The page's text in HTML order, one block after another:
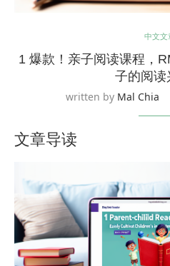
中文文
1 爆款！亲子阅读课程，
子的阅读
written by Mal Chia
文章导读